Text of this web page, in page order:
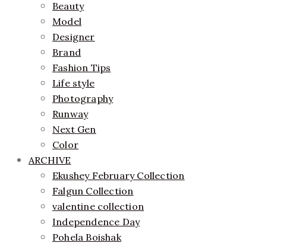
Beauty
Model
Designer
Brand
Fashion Tips
Life style
Photography
Runway
Next Gen
Color
ARCHIVE
Ekushey February Collection
Falgun Collection
valentine collection
Independence Day
Pohela Boishak